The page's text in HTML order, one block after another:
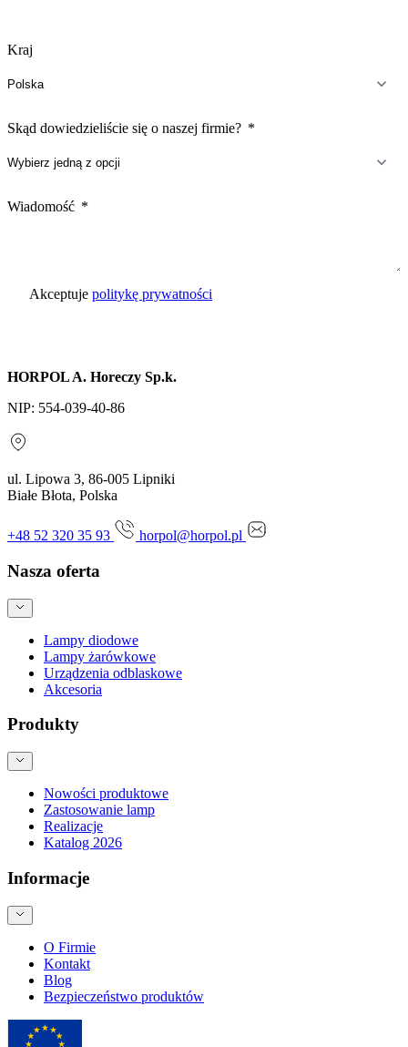
Kraj
Skąd dowiedzieliście się o naszej firmie?
Wiadomość
Akceptuje politykę prywatności
HORPOL A. Horeczy Sp.k.
NIP: 554-039-40-86
ul. Lipowa 3, 86-005 Lipniki
Białe Błota, Polska
+48 52 320 35 93 horpol@horpol.pl
Nasza oferta
Lampy diodowe
Lampy żarówkowe
Urządzenia odblaskowe
Akcesoria
Produkty
Nowości produktowe
Zastosowanie lamp
Realizacje
Katalog 2026
Informacje
O Firmie
Kontakt
Blog
Bezpieczeństwo produktów